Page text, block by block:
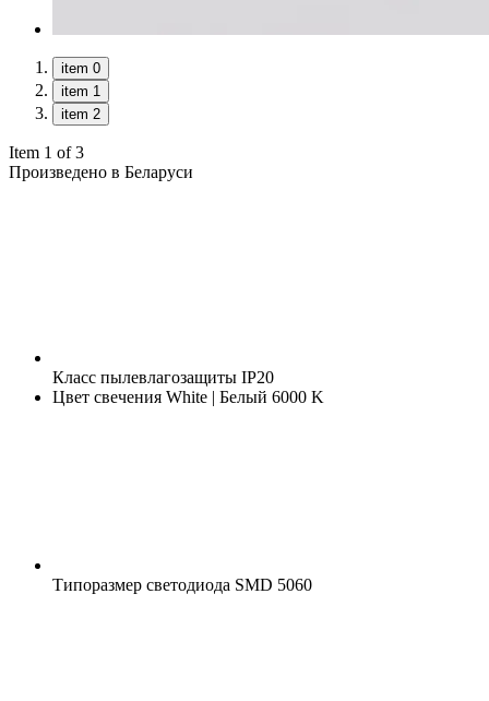
item 0
item 1
item 2
Item 1 of 3
Произведено в Беларуси
Класс пылевлагозащиты IP20
Цвет свечения White | Белый 6000 K
Типоразмер светодиода SMD 5060